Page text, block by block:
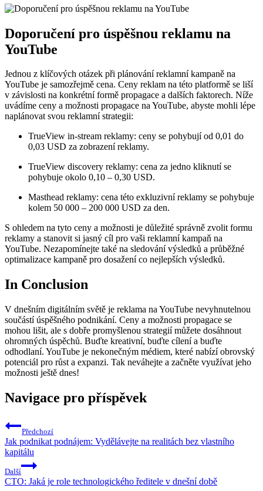
Doporučení pro úspěšnou reklamu na
YouTube
Jednou z klíčových otázek při plánování reklamní kampaně na
YouTube je samozřejmě cena. Ceny reklam na této platformě se liší
v závislosti na konkrétní formě propagace a dalších faktorech. Níže
uvádíme ceny a možnosti propagace na YouTube, abyste mohli lépe
naplánovat svou reklamní strategii:
TrueView in-stream reklamy: ceny se pohybují od 0,01 do
0,03 USD za zobrazení reklamy.
TrueView discovery reklamy: cena za jedno kliknutí se
pohybuje okolo 0,10 – 0,30 USD.
Masthead reklamy: cena této exkluzivní reklamy se pohybuje
kolem 50 000 – 200 000 USD za den.
S ohledem na tyto ceny a možnosti je důležité správně zvolit formu
reklamy a stanovit si jasný cíl pro vaši reklamní kampaň na
YouTube. Nezapomínejte také na sledování výsledků a průběžné
optimalizace kampaně pro dosažení co nejlepších výsledků.
In Conclusion
V dnešním digitálním světě je reklama na YouTube nevyhnutelnou
součástí úspěšného podnikání. Ceny a možnosti propagace se
mohou lišit, ale s dobře promyšlenou strategií můžete dosáhnout
ohromných úspěchů. Buďte kreativní, buďte cílení a buďte
odhodlaní. YouTube je nekonečným médiem, které nabízí obrovský
potenciál pro růst a expanzi. Tak neváhejte a začněte využívat jeho
možnosti ještě dnes!
Navigace pro příspěvek
Předchozí
Jak podnikat podnájem: Vydělávejte na realitách bez vlastního
kapitálu
Další
CTO: Jaká je role technologického ředitele v dnešní době